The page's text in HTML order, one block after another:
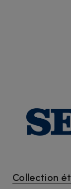
Collection